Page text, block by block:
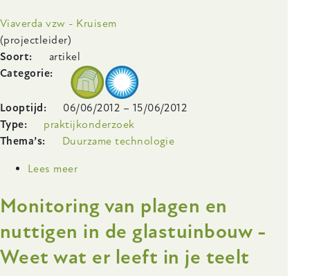
Onderzoeksinstelling
Viaverda vzw - Kruisem
(projectleider)
Soort
artikel
Categorie
Looptijd 06/06/2012 – 15/06/2012
Type
praktijkonderzoek
Thema’s
Duurzame technologie
Lees meer
en
sensibilisering
rondom
een
energie-
Monitoring van plagen en
nuttigen in de glastuinbouw -
Weet wat er leeft in je teelt